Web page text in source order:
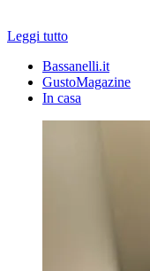
Leggi tutto
Bassanelli.it
GustoMagazine
In casa